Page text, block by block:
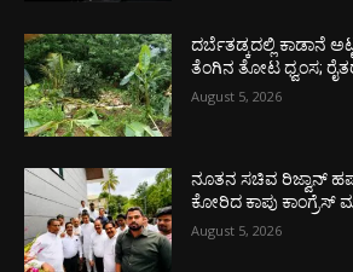
ದರ್ಬೆತಡ್ಕದಲ್ಲಿ ಕಾಡಾನೆ
ತೆಂಗಿನ ತೋಟ ಧ್ವಂಸ;
August 5, 2026
ನೂತನ ಸಚಿವ ರಿಜ್ವಾನ್
ಕೋರಿದ ಕಾಪು ಕಾಂಗ್ರೆಸ್
August 5, 2026